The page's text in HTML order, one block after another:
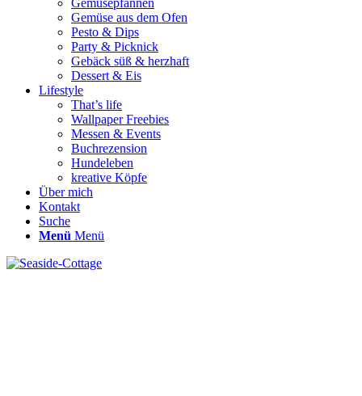
Gemüsepfannen
Gemüse aus dem Ofen
Pesto & Dips
Party & Picknick
Gebäck süß & herzhaft
Dessert & Eis
Lifestyle
That’s life
Wallpaper Freebies
Messen & Events
Buchrezension
Hundeleben
kreative Köpfe
Über mich
Kontakt
Suche
Menü Menü